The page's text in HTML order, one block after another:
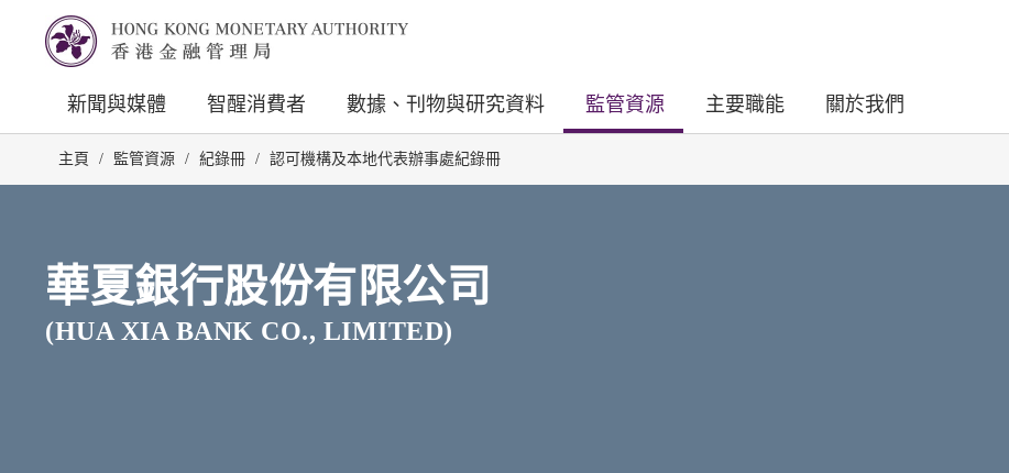
新聞與媒體 智醒消費者 數據、刊物與研究資料 監管資源 主要職能 關於我們
主頁 / 監管資源 / 紀錄冊 / 認可機構及本地代表辦事處紀錄冊
華夏銀行股份有限公司
(HUA XIA BANK CO., LIMITED)